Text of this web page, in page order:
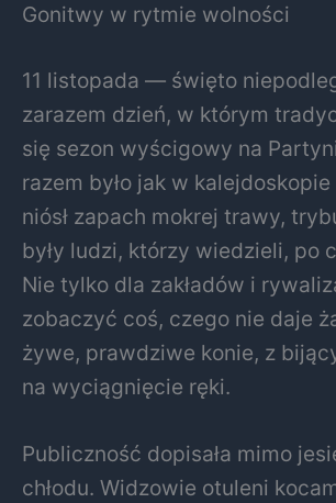
Gonitwy w rytmie wolności
11 listopada — święto
zarazem dzień, w którym
się sezon wyścigowy na
razem było jak w
niósł zapach mokrej trawy,
były ludzi, którzy wiedzieli, po
Nie tylko dla zakładów i
zobaczyć coś, czego nie daje
żywe, prawdziwe konie, z
na wyciągnięcie ręki.
Publiczność dopisała mimo
chłodu. Widzowie otuleni